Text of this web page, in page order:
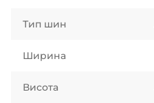
Тип шин
Ширина
Висота